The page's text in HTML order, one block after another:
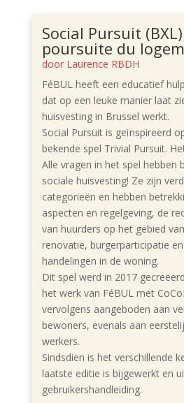
Social Pursuit
poursuite du
door Laurence RBDH
FéBUL heeft een educatief
dat op een leuke manier laat
huisvesting in Brussel werkt.
Social Pursuit is geïnspireerd
bekende spel Trivial Pursuit.
Alle vragen in het spel hebben
sociale huisvesting! Ze zijn
categorieën en hebben
aspecten en regelgeving, de
van huurders op het gebied
renovatie, burgerparticipatie
handelingen in de woning.
Dit spel werd in 2017
het werk van FéBUL met
vervolgens aangeboden aan
bewoners, evenals aan
werkers.
Sindsdien is het verschillende
laatste editie is bijgewerkt en
gebruikershandleiding.